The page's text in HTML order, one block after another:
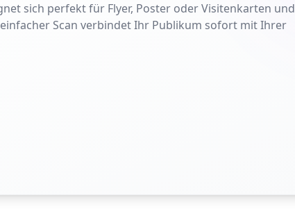
sich perfekt für Flyer, Poster oder Visitenkarten und
Scan verbindet Ihr Publikum sofort mit Ihrer